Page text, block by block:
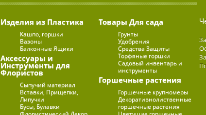
Изделия из Пластика
Кашпо, горшки
Вазоны
Балконные Ящики
Аксессуары и
Инструменты для
Флористов
Сыпучий материал
Вставки, Прищепки,
Липучки
Бусы, Булавки
Товары Для сада
Грунты
Удобрения
Средства Защиты
Торфяные горшки
Садовый инвентарь и
инструменты
Горшечные растения
Горшечные крупномеры
Декоративнолиственные
горшечные растения